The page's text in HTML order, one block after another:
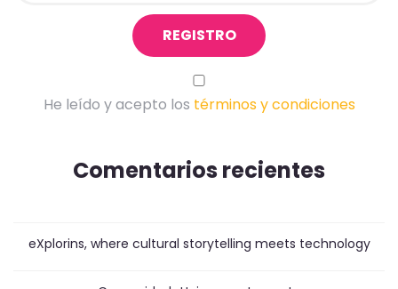
He leído y acepto los términos y condiciones
Comentarios recientes
eXplorins, where cultural storytelling meets technology